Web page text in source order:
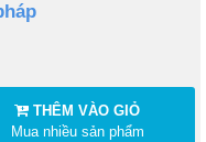
THÊM VÀO GIỎ
Mua nhiều sản phẩm